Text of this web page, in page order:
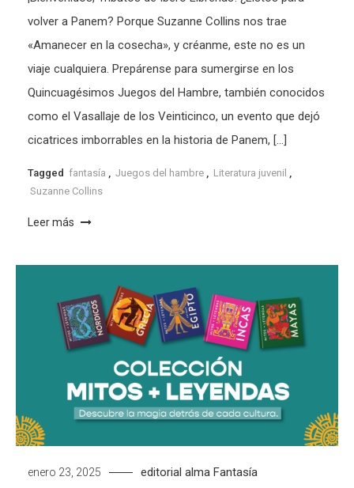
volver a Panem? Porque Suzanne Collins nos trae
«Amanecer en la cosecha», y créanme, este no es un
viaje cualquiera. Prepárense para sumergirse en los
Quincuagésimos Juegos del Hambre, también conocidos
como el Vasallaje de los Veinticinco, un evento que dejó
cicatrices imborrables en la historia de Panem, […]
Tagged fantasía Juegos del hambre Literatura juvenil
Suzanne Collins
Leer más
enero 23, 2025 editorial alma Fantasía